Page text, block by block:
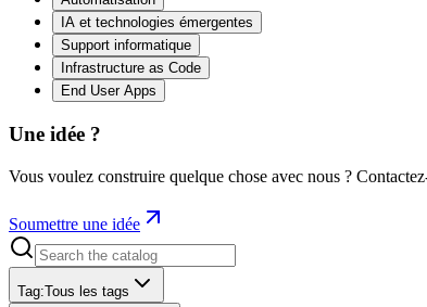
IA et technologies émergentes
Support informatique
Infrastructure as Code
End User Apps
Une idée ?
Vous voulez construire quelque chose avec nous ?
Soumettre une idée
Tag:Tous les tags